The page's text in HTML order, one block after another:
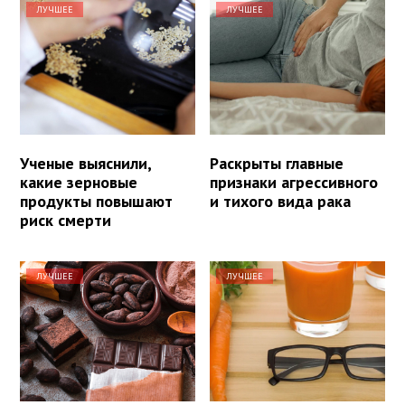
ЛУЧШЕЕ
Ученые выяснили,
какие зерновые
продукты повышают
риск смерти
ЛУЧШЕЕ
Раскрыты главные
признаки агрессивного
и тихого вида рака
ЛУЧШЕЕ ЛУЧШЕЕ